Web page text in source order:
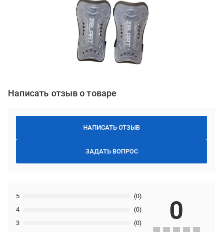
Написать отзыв о товаре
НАПИСАТЬ ОТЗЫВ
ЗАДАТЬ ВОПРОС
3 (0)
4 (0)
5 (0)
0